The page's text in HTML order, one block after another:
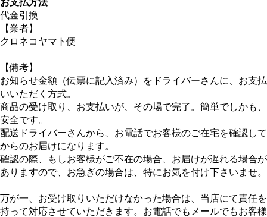
お支払方法
代金引換
【業者】
クロネコヤマト便
【備考】
お知らせ金額（伝票に記入済み）をドライバーさんに、お支払
いいただく方式。
商品の受け取り、お支払いが、その場で完了。簡単でしかも、
安全です。
配送ドライバーさんから、お電話でお客様のご在宅を確認して
からのお届けになります。
確認の際、もしお客様がご不在の場合、お届けが遅れる場合が
ありますので、お急ぎの場合は、特にお気を付け下さいませ。
万が一、お受け取りいただけなかった場合は、当店にて責任を
持って対応させていただきます。お電話でもメールでもお客様